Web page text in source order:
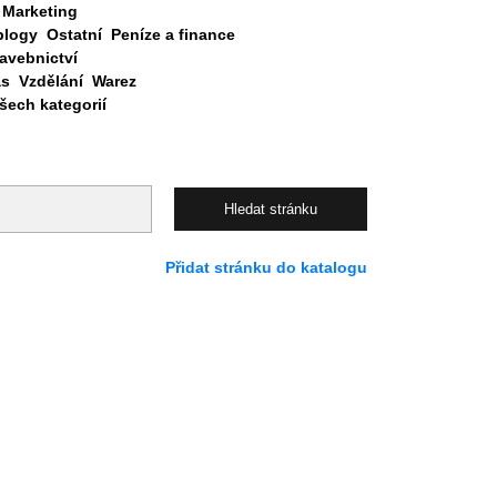
Marketing
Ostatní Peníze a finance
Vzdělání Warez
kategorií
Přidat stránku do katalogu